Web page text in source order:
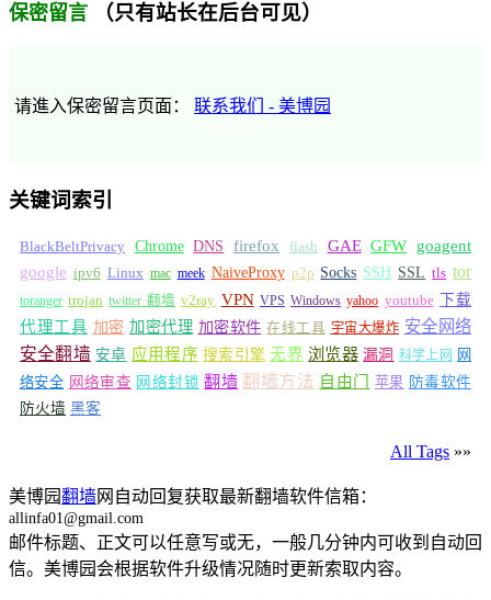
保密留言 （只有站长在后台可见）
请進入保密留言页面： 联系我们 - 美博园
关键词索引
BlackBeltPrivacy Chrome DNS firefox flash GAE GFW
goagent
google ipv6 Linux mac meek NaiveProxy p2p Socks SSH SSL tls tor
toranger trojan twitter 翻墙 v2ray VPN VPS Windows yahoo youtube 下载
代理工具 加密 加密代理 加密软件 在线工具 宇宙大爆炸 安全网络
安全翻墙 安卓 应用程序 搜索引擎 无界 浏览器 漏洞 科学上网 网
络安全 网络审查 网络封锁 翻墙 翻墙方法 自由门 苹果 防毒软件
防火墙 黑客
All Tags »»
美博园翻墙网自动回复获取最新翻墙软件信箱：
allinfa01@gmail.com
邮件标题、正文可以任意写或无，一般几分钟内可收到自动回
信。美博园会根据软件升级情况随时更新索取内容。